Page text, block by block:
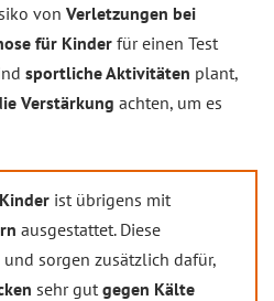
von Verletzungen bei
für Kinder für einen Test
sportliche Aktivitäten plant,
Verstärkung achten, um es
ist übrigens mit
ausgestattet. Diese
und sorgen zusätzlich dafür,
sehr gut gegen Kälte